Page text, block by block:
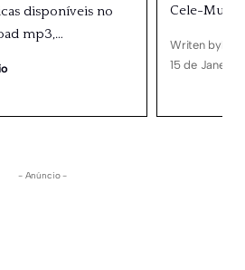
disponíveis no
mp3,…
Cele-
Writen by
15 de
- Anúncio -